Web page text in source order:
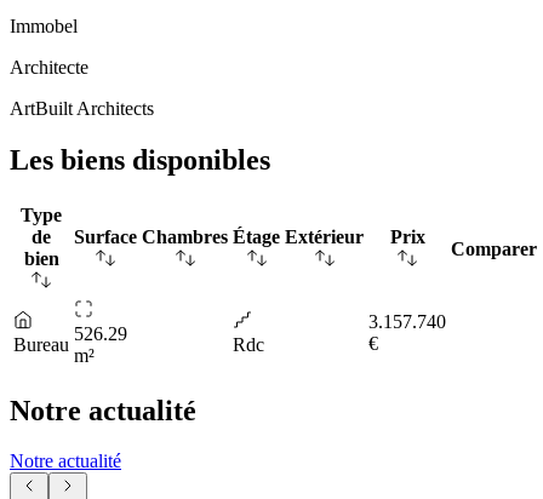
Immobel
Architecte
ArtBuilt Architects
Les biens disponibles
Type
de
bien
Surface Chambres Étage Extérieur Prix
Comparer
Bureau
526.29
m²
Rdc
3.157.740
€
Notre actualité
Notre actualité